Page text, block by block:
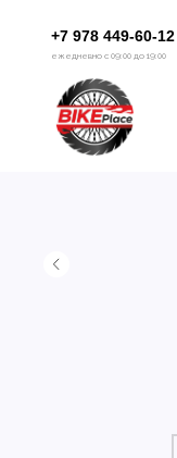
+7 978 449-60-12
ежедневно с 09:00 до 19:00